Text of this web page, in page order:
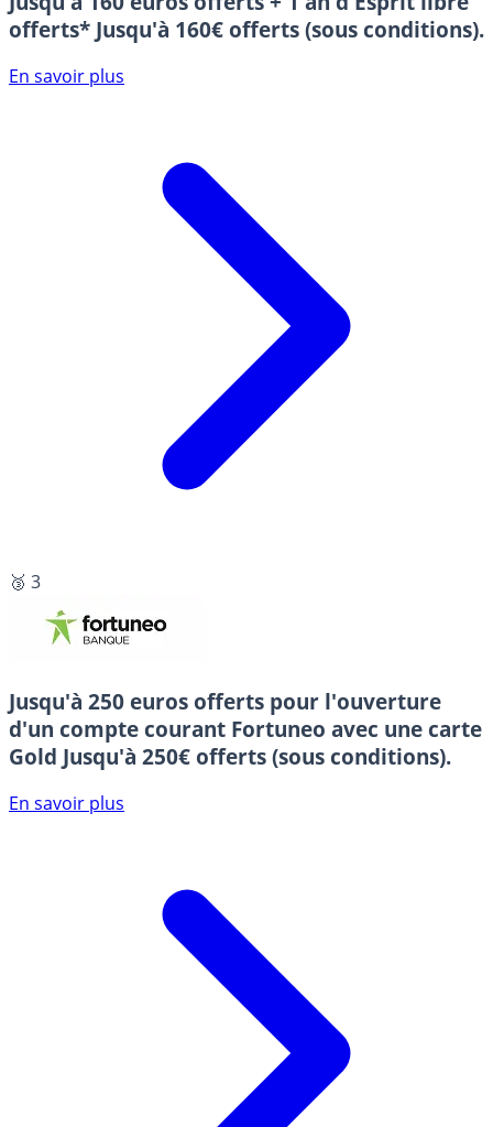
offerts* Jusqu'à 160€ offerts (sous conditions).
En savoir plus
🥉 3
Jusqu'à 250 euros offerts pour l'ouverture
d'un compte courant Fortuneo avec une carte
Gold Jusqu'à 250€ offerts (sous conditions).
En savoir plus